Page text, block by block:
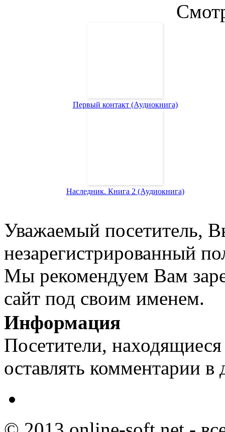
Первый контакт (Аудиокнига)
Наследник. Книга 2 (Аудиокнига)
Уважаемый посетитель,
незарегистрированный
Мы рекомендуем Вам
сайт под своим именем.
Информация
Посетители,
оставлять комментарии в